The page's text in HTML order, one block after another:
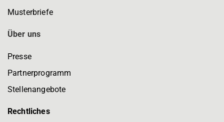
Musterbriefe
Über uns
Presse
Partnerprogramm
Stellenangebote
Rechtliches